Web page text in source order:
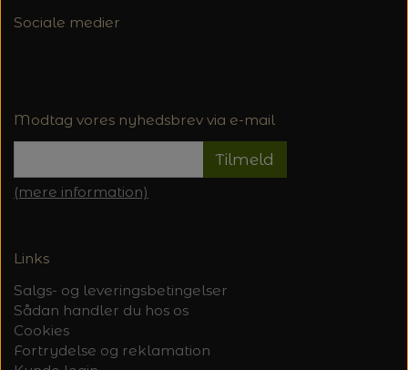
Sociale medier
Modtag vores nyhedsbrev via e-mail
Tilmeld
(mere information)
Links
Salgs- og leveringsbetingelser
Sådan handler du hos os
Cookies
Fortrydelse og reklamation